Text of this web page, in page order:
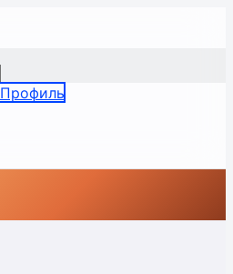
Профиль